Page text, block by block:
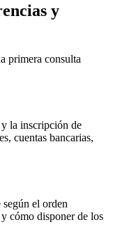
y
primera consulta
y la inscripción de
cuentas bancarias,
según el orden
cómo disponer de los